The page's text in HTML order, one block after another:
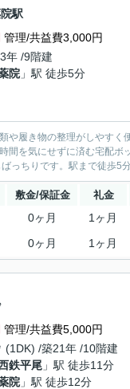
駅
管理/共益費3,000円
年 /9階建
院 」駅 徒歩5分
や履き物の整理がしやす
間を気にせずに済む宅配
っちりです。駅まで徒歩5
敷金/保証金 礼金
0ヶ月
1ヶ月
0ヶ月 1ヶ月
管理/共益費5,000円
(1DK) /築21年 /10階建
鉄平尾 」駅 徒歩11分
院 」駅 徒歩12分